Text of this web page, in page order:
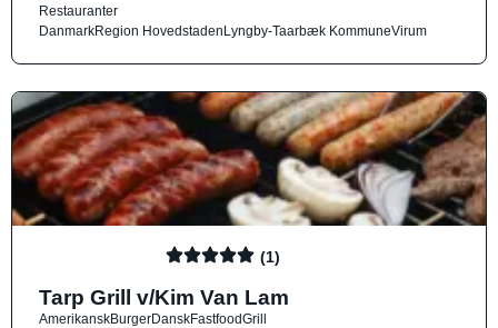
Restauranter
DanmarkRegion HovedstadenLyngby-Taarbæk KommuneVirum
(1)
Tarp Grill v/Kim Van Lam
AmerikanskBurgerDanskFastfoodGrill